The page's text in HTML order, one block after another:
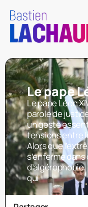
Le pape
Le pape Léon
parole de
un geste
tensions entre
Alors que
s’enferme
qui